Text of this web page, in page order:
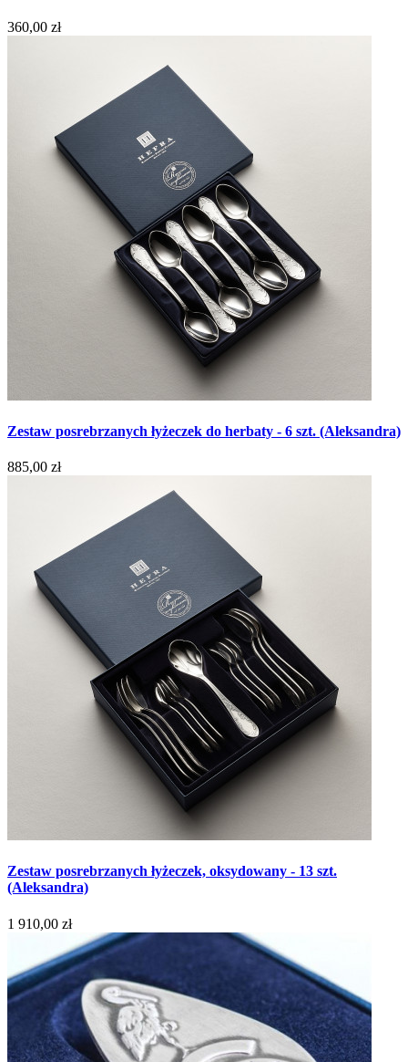
360,00 zł
Zestaw posrebrzanych łyżeczek do herbaty - 6 szt. (Aleksandra)
885,00 zł
Zestaw posrebrzanych łyżeczek, oksydowany - 13 szt.
(Aleksandra)
1 910,00 zł